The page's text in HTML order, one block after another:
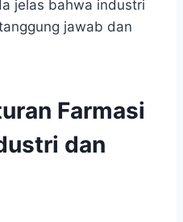
jelas bahwa industri
jawab dan
Farmasi
dan